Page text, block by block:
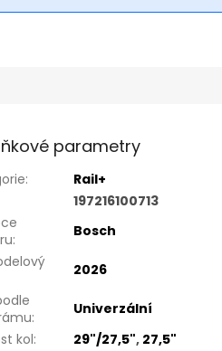
parametry
:
Rail+
197216100713
:
Bosch
2026
:
Univerzální
kol: 29"/27,5", 27,5"